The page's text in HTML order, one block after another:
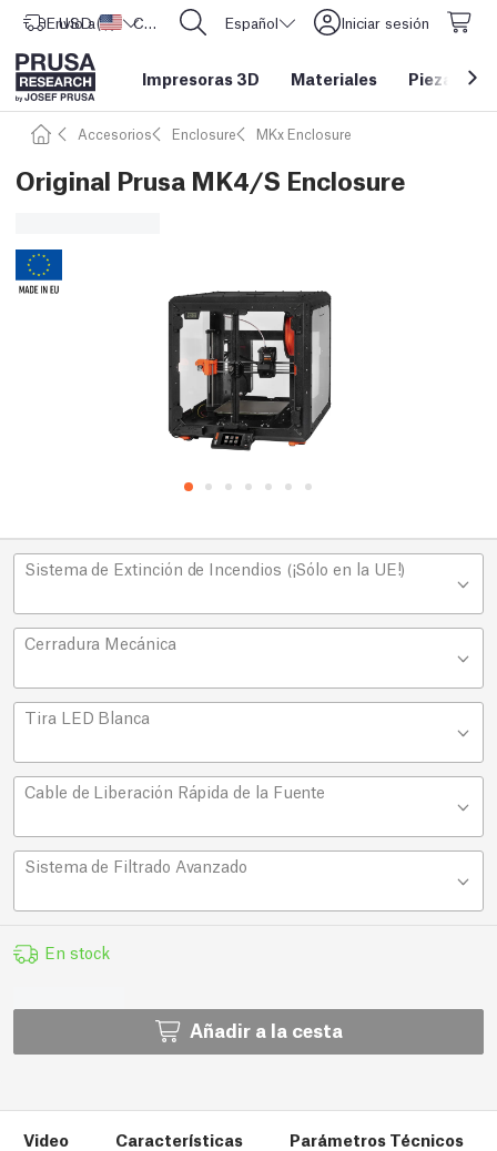
Envío a Estados Unidos
USD ($) CORE One L: ¡Ya disponible! Español Iniciar sesión
Impresoras 3D Materiales Piezas y
Accesorios Enclosure MKx Enclosure
Original Prusa MK4/S Enclosure
Sistema de Extinción de Incendios (¡Sólo en la UE!)
Cerradura Mecánica
Tira LED Blanca
Cable de Liberación Rápida de la Fuente
Sistema de Filtrado Avanzado
En stock
Añadir a la cesta
Video Características Parámetros Técnicos